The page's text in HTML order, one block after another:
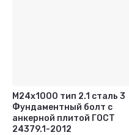
М24x1000 тип 2.1 сталь 3
Фундаментный болт с
анкерной плитой ГОСТ
24379.1-2012